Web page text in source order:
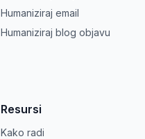
Humaniziraj email
Humaniziraj blog objavu
Resursi
Kako radi